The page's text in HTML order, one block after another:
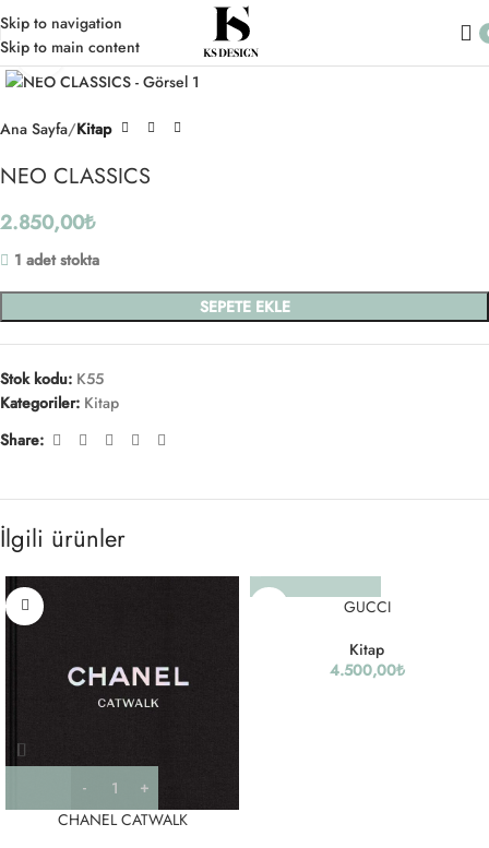
Skip to navigation
Skip to main content
Click to enlarge
Ana Sayfa Kitap
NEO CLASSICS
2.850,00₺
1 adet stokta
SEPETE EKLE
Stok kodu: K55
Kategoriler: Kitap
Share:
İlgili ürünler
CHANEL CATWALK
GUCCI
Kitap
4.500,00₺